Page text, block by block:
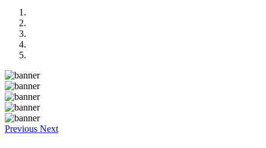
Previous Next